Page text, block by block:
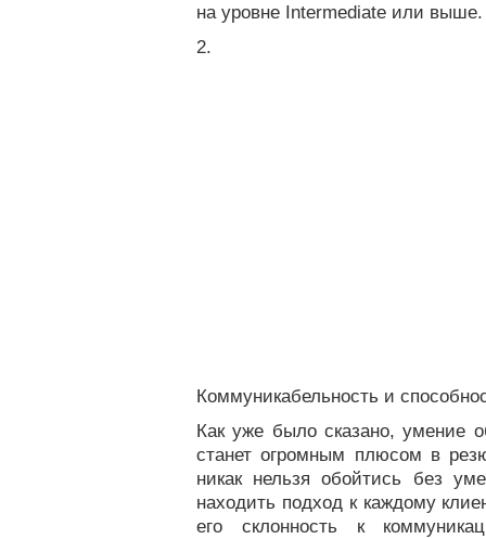
на уровне Intermediate или выше.
2.
Коммуникабельность и
Как уже было сказано, умение
станет огромным плюсом в
никак нельзя обойтись без
находить подход к каждому
его склонность к